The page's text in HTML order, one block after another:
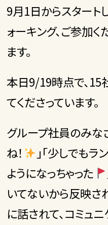
9月1日からスタート
ォーキング、ご参加
ます。
本日9/19時点で、15
てくださっています。
グループ社員のみな
ね！
」「少しでもラ
ようになっちゃった
いてないから反映さ
に話されて、コミュ